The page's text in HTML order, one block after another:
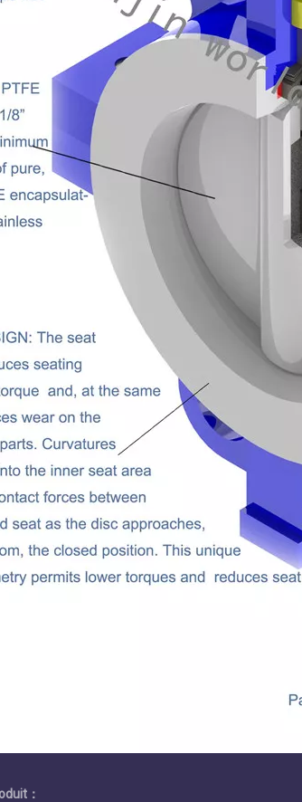
：